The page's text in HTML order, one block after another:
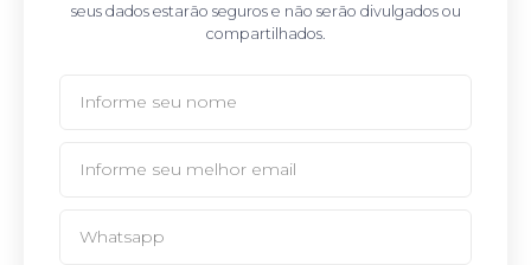
seus dados estarão seguros e não serão divulgados ou
compartilhados.